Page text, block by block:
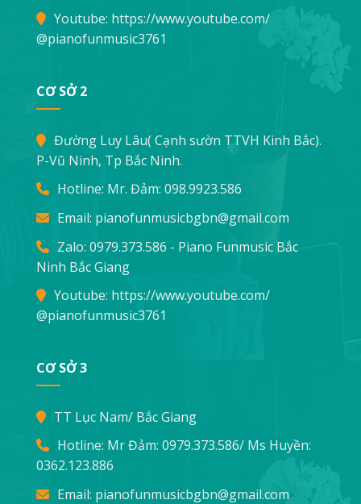
Youtube: https://www.youtube.com/
@pianofunmusic3761
CƠ SỞ 2
Đường Luy Lâu( Cạnh sườn TTVH Kinh Bắc).
P-Vũ Ninh, Tp Bắc Ninh.
Hotline: Mr. Đảm: 098.9923.586
Email: pianofunmusicbgbn@gmail.com
Zalo: 0979.373.586 - Piano Funmusic Bắc
Ninh Bắc Giang
Youtube: https://www.youtube.com/
@pianofunmusic3761
CƠ SỞ 3
TT Lục Nam/ Bắc Giang
Hotline: Mr Đảm: 0979.373.586/ Ms Huyền:
0362.123.886
Email: pianofunmusicbgbn@gmail.com